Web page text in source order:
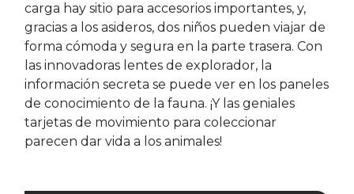
carga hay sitio para accesorios importantes, y,
gracias a los asideros, dos niños pueden viajar de
forma cómoda y segura en la parte trasera. Con
las innovadoras lentes de explorador, la
información secreta se puede ver en los paneles
de conocimiento de la fauna. ¡Y las geniales
tarjetas de movimiento para coleccionar
parecen dar vida a los animales!